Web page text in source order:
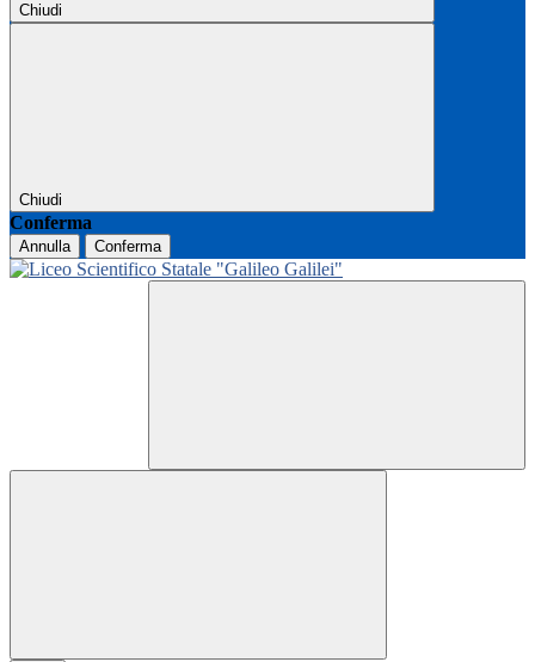
Chiudi
Chiudi
Conferma
Annulla Conferma